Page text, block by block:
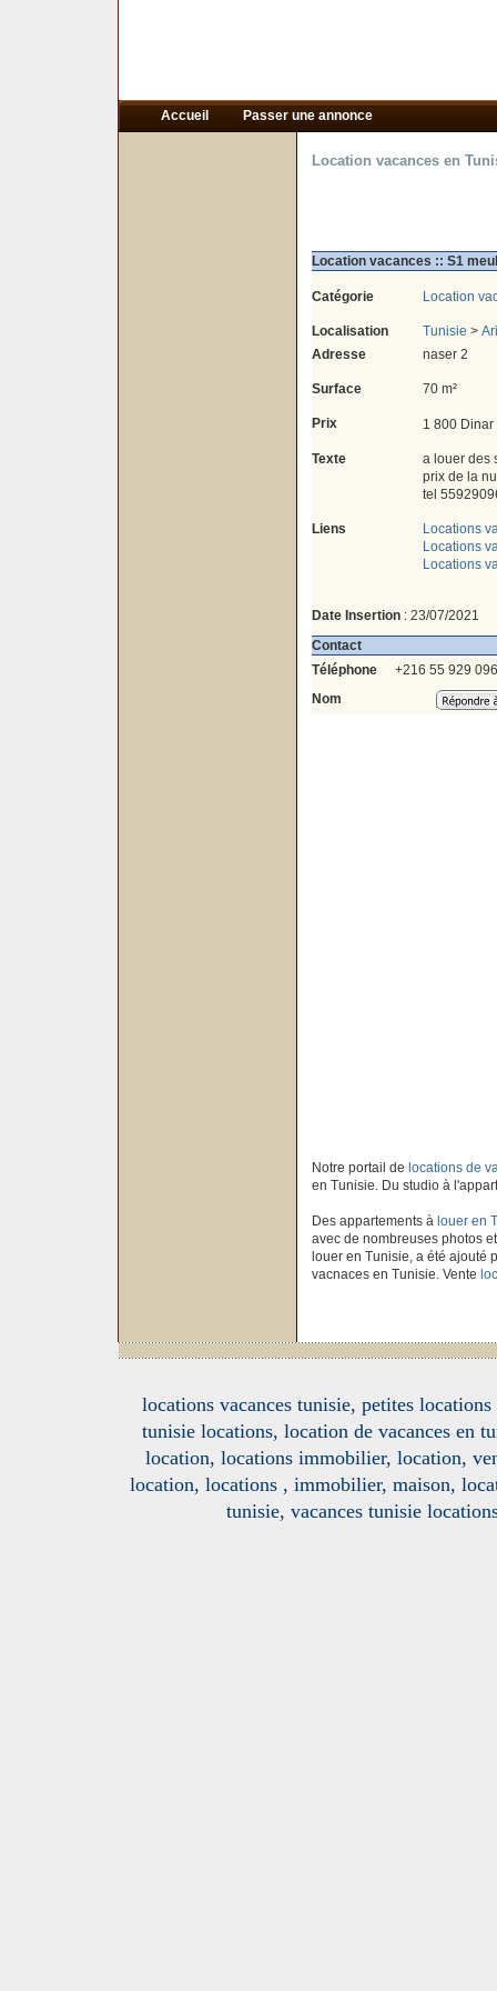
Accueil Passer une annonce
Location vacances en
Location vacances :: S1
Catégorie Location
Localisation Tunisie >
Adresse
naser 2
Surface 70 m²
Prix 1 800
Texte
a louer des
prix de la
tel
Liens
Locations
Locations
Locations
Date Insertion: 23/07/2021
Contact
Téléphone
+216 55 929 096
Nom
Notre portail de locations de
en Tunisie. Du studio à
Des appartements à louer en
avec de nombreuses photos
louer en Tunisie, a été ajouté
vacnaces en Tunisie. Vente
locations vacances tunisie, petites
tunisie locations, location de vacances en
location, locations immobilier, location,
location, locations , immobilier, maison,
tunisie, vacances tunisie